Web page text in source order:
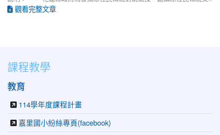
觀看完整文章
課程教學
教育
114學年度課程計畫
嘉里國小紛絲專頁(facebook)